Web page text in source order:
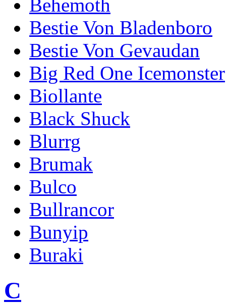
Behemoth
Bestie Von Bladenboro
Bestie Von Gevaudan
Big Red One Icemonster
Biollante
Black Shuck
Blurrg
Brumak
Bulco
Bullrancor
Bunyip
Buraki
C